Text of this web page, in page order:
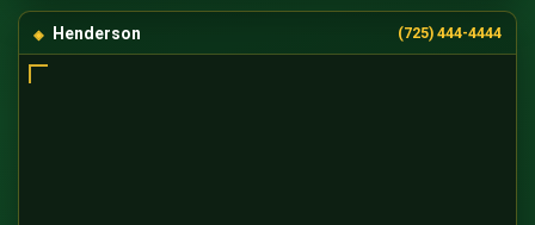
Henderson (725) 444-4444